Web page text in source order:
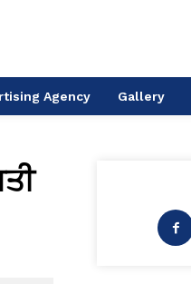
Agency Gallery